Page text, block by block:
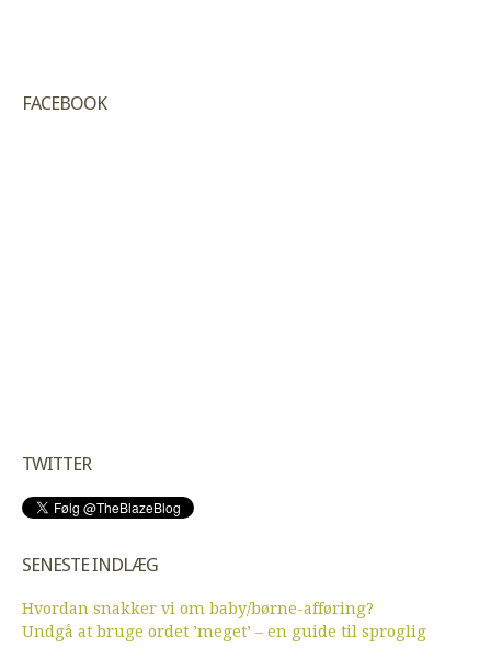
FACEBOOK
TWITTER
SENESTE INDLÆG
Hvordan snakker vi om baby/børne-afføring?
Undgå at bruge ordet ’meget’ – en guide til sproglig